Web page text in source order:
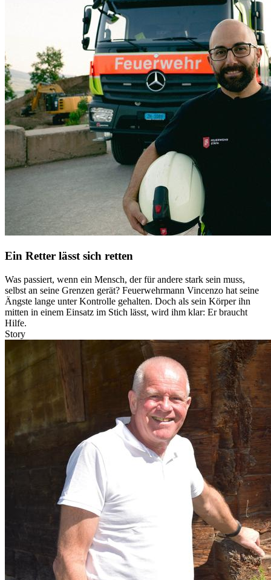
Ein Retter lässt sich retten
Was passiert, wenn ein Mensch, der für andere stark sein muss,
selbst an seine Grenzen gerät? Feuerwehrmann Vincenzo hat seine
Ängste lange unter Kontrolle gehalten. Doch als sein Körper ihn
mitten in einem Einsatz im Stich lässt, wird ihm klar: Er braucht
Hilfe.
Story